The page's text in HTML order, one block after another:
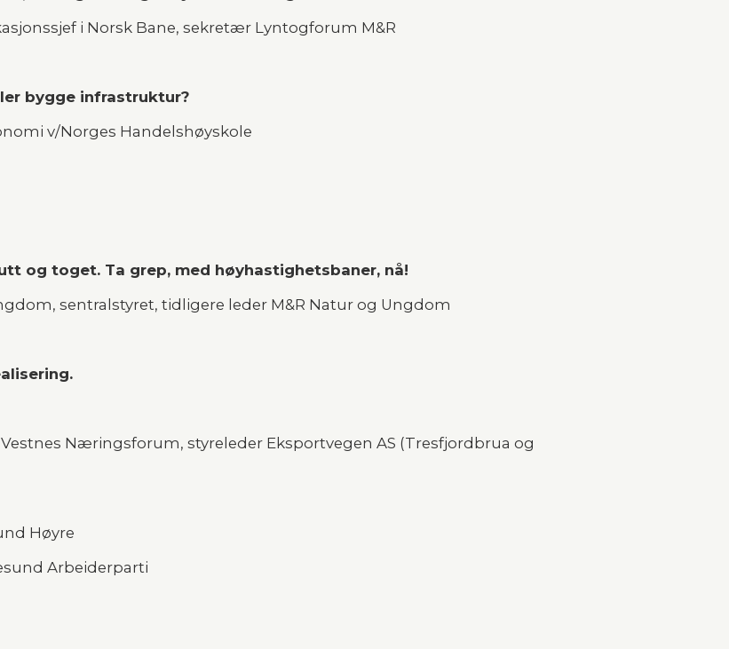
i Norsk Bane, sekretær Lyntogforum M&R
bygge infrastruktur?
v/Norges Handelshøyskole
og toget. Ta grep, med høyhastighetsbaner, nå!
sentralstyret, tidligere leder M&R Natur og Ungdom
Høyre
Arbeiderparti